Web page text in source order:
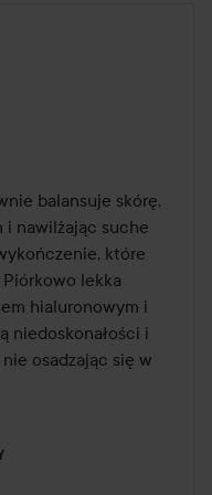
balansuje skórę,
nawilżając suche
które
lekka
hialuronowym i
niedoskonałości i
osadzając się w